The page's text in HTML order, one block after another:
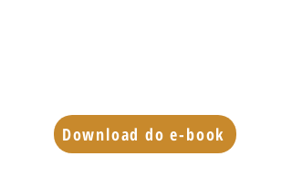
Download do e-book